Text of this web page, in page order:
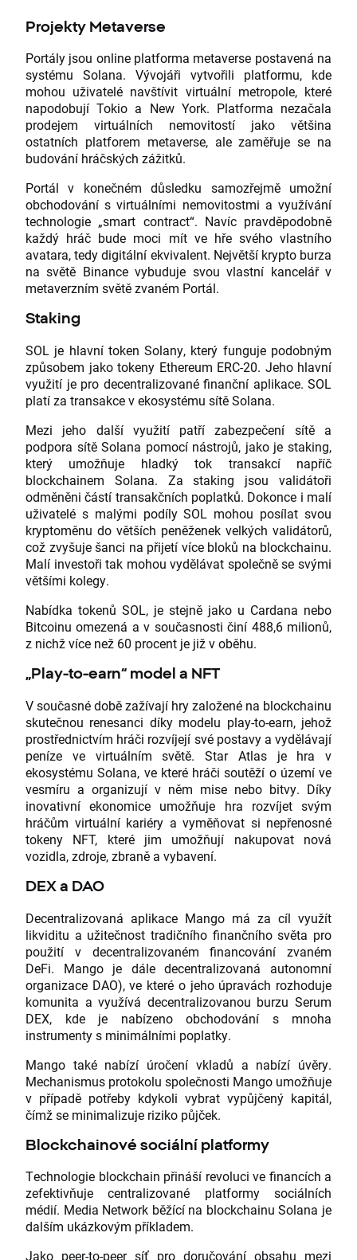
Projekty Metaverse
Portály jsou online platforma metaverse postavená na
systému Solana. Vývojáři vytvořili platformu, kde
mohou uživatelé navštívit virtuální metropole, které
napodobují Tokio a New York. Platforma nezačala
prodejem virtuálních nemovitostí jako většina
ostatních platforem metaverse, ale zaměřuje se na
budování hráčských zážitků.
Portál v konečném důsledku samozřejmě umožní
obchodování s virtuálními nemovitostmi a využívání
technologie „smart contract“. Navíc pravděpodobně
každý hráč bude moci mít ve hře svého vlastního
avatara, tedy digitální ekvivalent. Největší krypto burza
na světě Binance vybuduje svou vlastní kancelář v
metaverzním světě zvaném Portál.
Staking
SOL je hlavní token Solany, který funguje podobným
způsobem jako tokeny Ethereum ERC-20. Jeho hlavní
využití je pro decentralizované finanční aplikace. SOL
platí za transakce v ekosystému sítě Solana.
Mezi jeho další využití patří zabezpečení sítě a
podpora sítě Solana pomocí nástrojů, jako je staking,
který umožňuje hladký tok transakcí napříč
blockchainem Solana. Za staking jsou validátoři
odměněni částí transakčních poplatků. Dokonce i malí
uživatelé s malými podíly SOL mohou posílat svou
kryptoměnu do větších peněženek velkých validátorů,
což zvyšuje šanci na přijetí více bloků na blockchainu.
Malí investoři tak mohou vydělávat společně se svými
většími kolegy.
Nabídka tokenů SOL, je stejně jako u Cardana nebo
Bitcoinu omezená a v současnosti činí 488,6 milionů,
z nichž více než 60 procent je již v oběhu.
„Play-to-earn“ model a NFT
V současné době zažívají hry založené na blockchainu
skutečnou renesanci díky modelu play-to-earn, jehož
prostřednictvím hráči rozvíjejí své postavy a vydělávají
peníze ve virtuálním světě. Star Atlas je hra v
ekosystému Solana, ve které hráči soutěží o území ve
vesmíru a organizují v něm mise nebo bitvy. Díky
inovativní ekonomice umožňuje hra rozvíjet svým
hráčům virtuální kariéry a vyměňovat si nepřenosné
tokeny NFT, které jim umožňují nakupovat nová
vozidla, zdroje, zbraně a vybavení.
DEX a DAO
Decentralizovaná aplikace Mango má za cíl využít
likviditu a užitečnost tradičního finančního světa pro
použití v decentralizovaném financování zvaném
DeFi. Mango je dále decentralizovaná autonomní
organizace DAO), ve které o jeho úpravách rozhoduje
komunita a využívá decentralizovanou burzu Serum
DEX, kde je nabízeno obchodování s mnoha
instrumenty s minimálními poplatky.
Mango také nabízí úročení vkladů a nabízí úvěry.
Mechanismus protokolu společnosti Mango umožňuje
v případě potřeby kdykoli vybrat vypůjčený kapitál,
čímž se minimalizuje riziko půjček.
Blockchainové sociální platformy
Technologie blockchain přináší revoluci ve financích a
zefektivňuje centralizované platformy sociálních
médií. Media Network běžící na blockchainu Solana je
dalším ukázkovým příkladem.
Jako peer-to-peer síť pro doručování obsahu mezi